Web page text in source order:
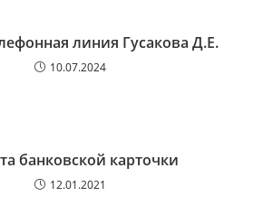
линия Гусакова Д.Е.
10.07.2024
банковской карточки
12.01.2021